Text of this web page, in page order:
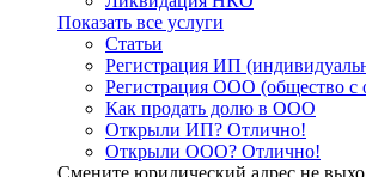
Показать все услуги
Статьи
Регистрация ИП
Регистрация ООО (общество с
Как продать долю в ООО
Открыли ИП? Отлично!
Открыли ООО? Отлично!
Смените юридический адрес не